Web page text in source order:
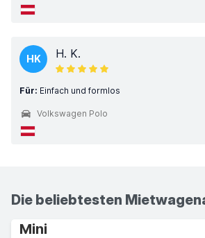
HK H. K.
Für: Einfach und formlos
Volkswagen Polo
Die beliebtesten
Mini